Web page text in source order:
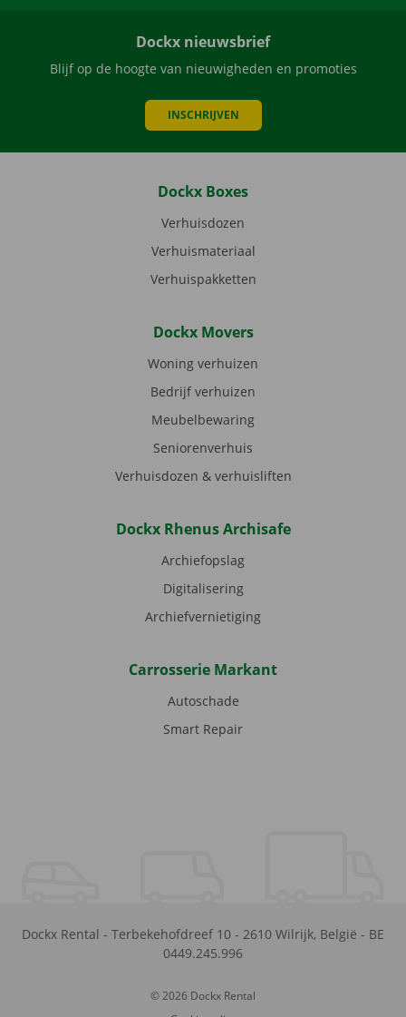
Dockx nieuwsbrief
Blijf op de hoogte van nieuwigheden en promoties
INSCHRIJVEN
Dockx Boxes
Verhuisdozen
Verhuismateriaal
Verhuispakketten
Dockx Movers
Woning verhuizen
Bedrijf verhuizen
Meubelbewaring
Seniorenverhuis
Verhuisdozen & verhuisliften
Dockx Rhenus Archisafe
Archiefopslag
Digitalisering
Archiefvernietiging
Carrosserie Markant
Autoschade
Smart Repair
Dockx Rental - Terbekehofdreef 10 - 2610 Wilrijk, België - BE
0449.245.996
© 2026 Dockx Rental